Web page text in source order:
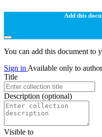
Add this
You can add this document to
Sign in Available only to
Title
Description (optional)
Visible to